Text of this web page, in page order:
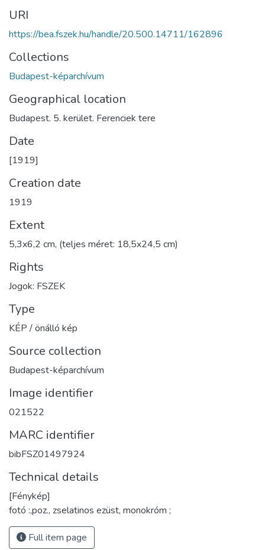
URI
https://bea.fszek.hu/handle/20.500.14711/162896
Collections
Budapest-képarchívum
Geographical location
Budapest. 5. kerület. Ferenciek tere
Date
[1919]
Creation date
1919
Extent
5,3x6,2 cm, (teljes méret: 18,5x24,5 cm)
Rights
Jogok: FSZEK
Type
KÉP / önálló kép
Source collection
Budapest-képarchívum
Image identifier
021522
MARC identifier
bibFSZ01497924
Technical details
[Fénykép]
fotó :,poz., zselatinos ezüst, monokróm ;
Full item page